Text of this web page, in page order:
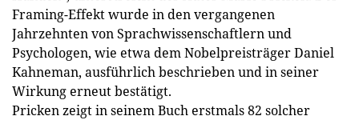
Framing-Effekt wurde in den vergangenen
Jahrzehnten von Sprachwissenschaftlern und
Psychologen, wie etwa dem Nobelpreisträger Daniel
Kahneman, ausführlich beschrieben und in seiner
Wirkung erneut bestätigt.
Pricken zeigt in seinem Buch erstmals 82 solcher